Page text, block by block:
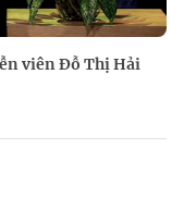
viên Đỗ Thị Hải